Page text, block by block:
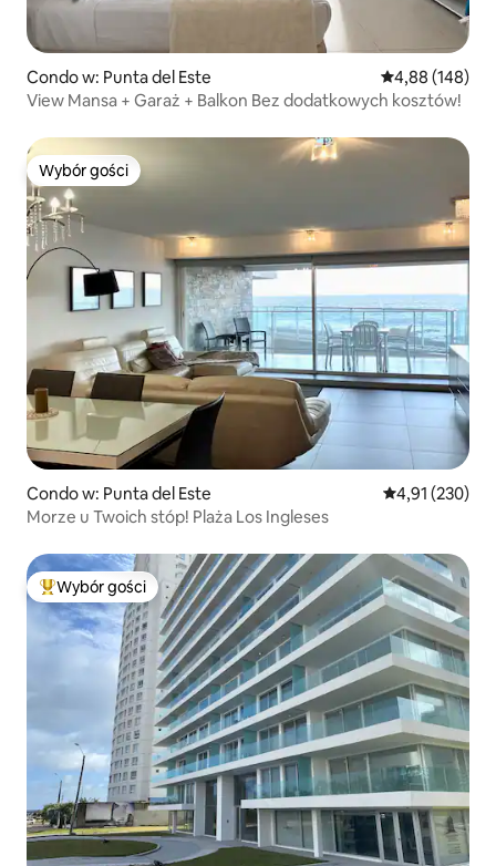
Condo w: Punta del Este Średnia
4,88 (148)
View Mansa + Garaż + Balkon Bez dodatkowych kosztów!
Wybór gości
Wybór gości
Condo w: Punta del Este Średnia
4,91 (230)
Morze u Twoich stóp! Plaża Los Ingleses
Najpopularniejsze z kategorii Wybór gości
Wybór gości